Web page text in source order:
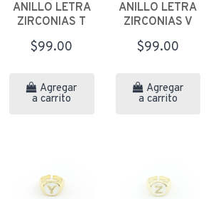
ANILLO LETRA
ZIRCONIAS T
$99.00
Agregar
a carrito
ANILLO LETRA
ZIRCONIAS V
$99.00
Agregar
a carrito